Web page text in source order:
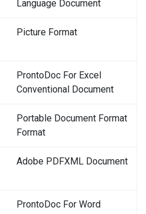
Language Document
Picture Format
ProntoDoc For Excel
Conventional Document
Portable Document Format
Format
Adobe PDFXML Document
ProntoDoc For Word